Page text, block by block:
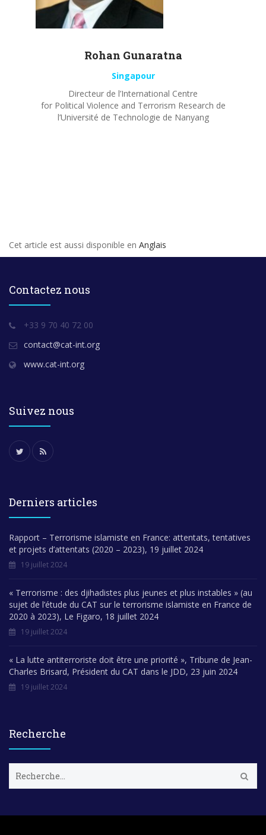
Rohan Gunaratna
Singapour
Directeur de l’International Centre
for Political Violence and Terrorism Research de
l’Université de Technologie de Nanyang
Cet article est aussi disponible en Anglais
Contactez nous
+33 9 70 40 72 00
contact@cat-int.org
www.cat-int.org
Suivez nous
Derniers articles
Rapport – Terrorisme islamiste en France: attentats, tentatives
et projets d’attentats (2020 – 2023), 19 juillet 2024
19 juillet 2024
« Terrorisme : des djihadistes plus jeunes et plus instables » (au
sujet de l’étude du CAT sur le terrorisme islamiste en France de
2020 à 2023), Le Figaro, 18 juillet 2024
19 juillet 2024
« La lutte antiterroriste doit être une priorité », Tribune de Jean-
Charles Brisard, Président du CAT dans le JDD, 23 juin 2024
19 juillet 2024
Recherche
c
e